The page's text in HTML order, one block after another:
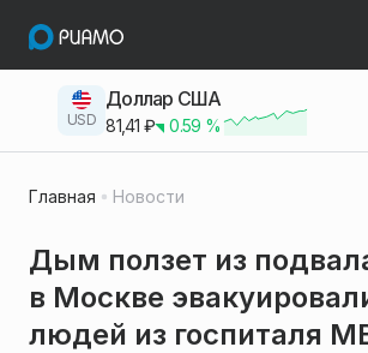
USD
Доллар США
81,41 ₽ 0.59 %
Главная Новости
Дым ползет из
в Москве
людей из госпиталя